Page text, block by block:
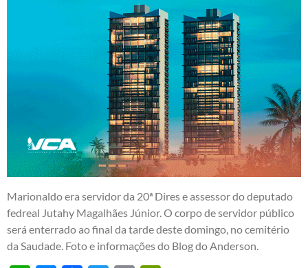
Marionaldo era servidor da 20ª Dires e assessor do deputado
fedreal Jutahy Magalhães Júnior. O corpo de servidor público
será enterrado ao final da tarde deste domingo, no cemitério
da Saudade. Foto e informações do Blog do Anderson.